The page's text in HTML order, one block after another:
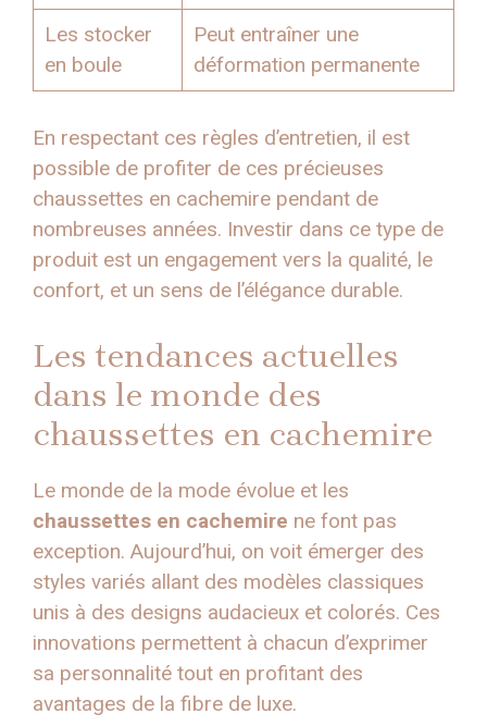
Les stocker
en boule
Peut entraîner une
déformation permanente
En respectant ces règles d’entretien, il est
possible de profiter de ces précieuses
chaussettes en cachemire pendant de
nombreuses années. Investir dans ce type de
produit est un engagement vers la qualité, le
confort, et un sens de l’élégance durable.
Les tendances actuelles
dans le monde des
chaussettes en cachemire
Le monde de la mode évolue et les
chaussettes en cachemire ne font pas
exception. Aujourd’hui, on voit émerger des
styles variés allant des modèles classiques
unis à des designs audacieux et colorés. Ces
innovations permettent à chacun d’exprimer
sa personnalité tout en profitant des
avantages de la fibre de luxe.